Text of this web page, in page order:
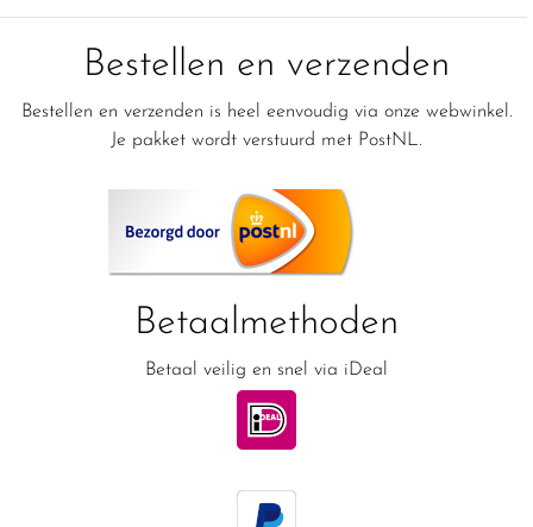
Bestellen en verzenden
Bestellen en verzenden is heel eenvoudig via onze webwinkel.
Je pakket wordt verstuurd met PostNL.
Betaalmethoden
Betaal veilig en snel via iDeal